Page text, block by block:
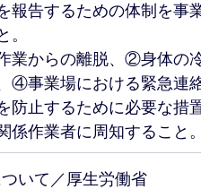
報告するための体制を事
からの離脱、②身体の冷
事業場における緊急連絡
防止するために必要な措
作業者に周知すること。
いて／厚生労働省